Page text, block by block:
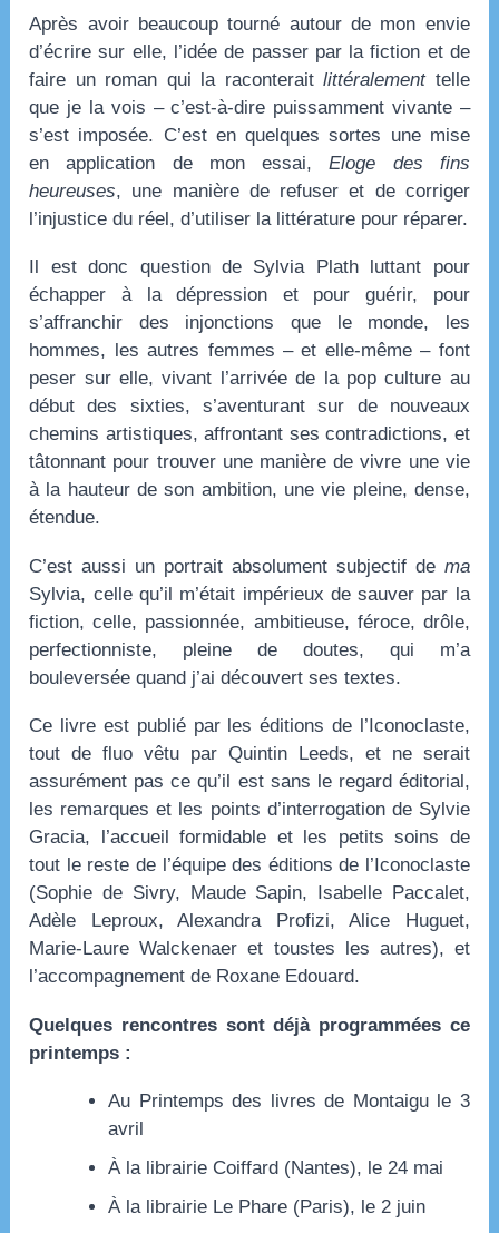
Après avoir beaucoup tourné autour de mon envie
d’écrire sur elle, l’idée de passer par la fiction et de
faire un roman qui la raconteraitlittéralementtelle
que je la vois – c’est-à-dire puissamment vivante –
s’est imposée. C’est en quelques sortes une mise
en application de mon essai,Eloge des fins
heureuses, une manière de refuser et de corriger
l’injustice du réel, d’utiliser la littérature pour réparer.
Il est donc question de Sylvia Plath luttant pour
échapper à la dépression et pour guérir, pour
s’affranchir des injonctions que le monde, les
hommes, les autres femmes – et elle-même – font
peser sur elle, vivant l’arrivée de la pop culture au
début des sixties, s’aventurant sur de nouveaux
chemins artistiques, affrontant ses contradictions, et
tâtonnant pour trouver une manière de vivre une vie
à la hauteur de son ambition, une vie pleine, dense,
étendue.
C’est aussi un portrait absolument subjectif de ma
Sylvia, celle qu’il m’était impérieux de sauver par la
fiction, celle, passionnée, ambitieuse, féroce, drôle,
perfectionniste, pleine de doutes, qui m’a
bouleversée quand j’ai découvert ses textes.
Ce livre est publié par les éditions de l’Iconoclaste,
tout de fluo vêtu par Quintin Leeds, et ne serait
assurément pas ce qu’il est sans le regard éditorial,
les remarques et les points d’interrogation de Sylvie
Gracia, l’accueil formidable et les petits soins de
tout le reste de l’équipe des éditions de l’Iconoclaste
(Sophie de Sivry, Maude Sapin, Isabelle Paccalet,
Adèle Leproux, Alexandra Profizi, Alice Huguet,
Marie-Laure Walckenaer et toustes les autres), et
l’accompagnement de Roxane Edouard.
Quelques rencontres sont déjà programmées ce
printemps :
Au Printemps des livres de Montaigu le 3
avril
À la librairie Coiffard (Nantes), le 24 mai
À la librairie Le Phare (Paris), le 2 juin